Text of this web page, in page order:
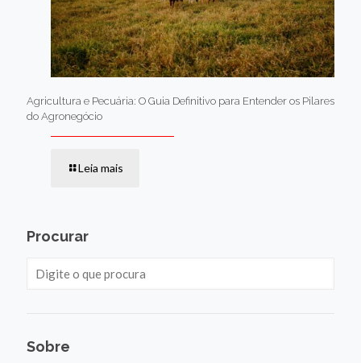
Agricultura e Pecuária: O Guia Definitivo para Entender os Pilares
do Agronegócio
Leia mais
Procurar
Sobre